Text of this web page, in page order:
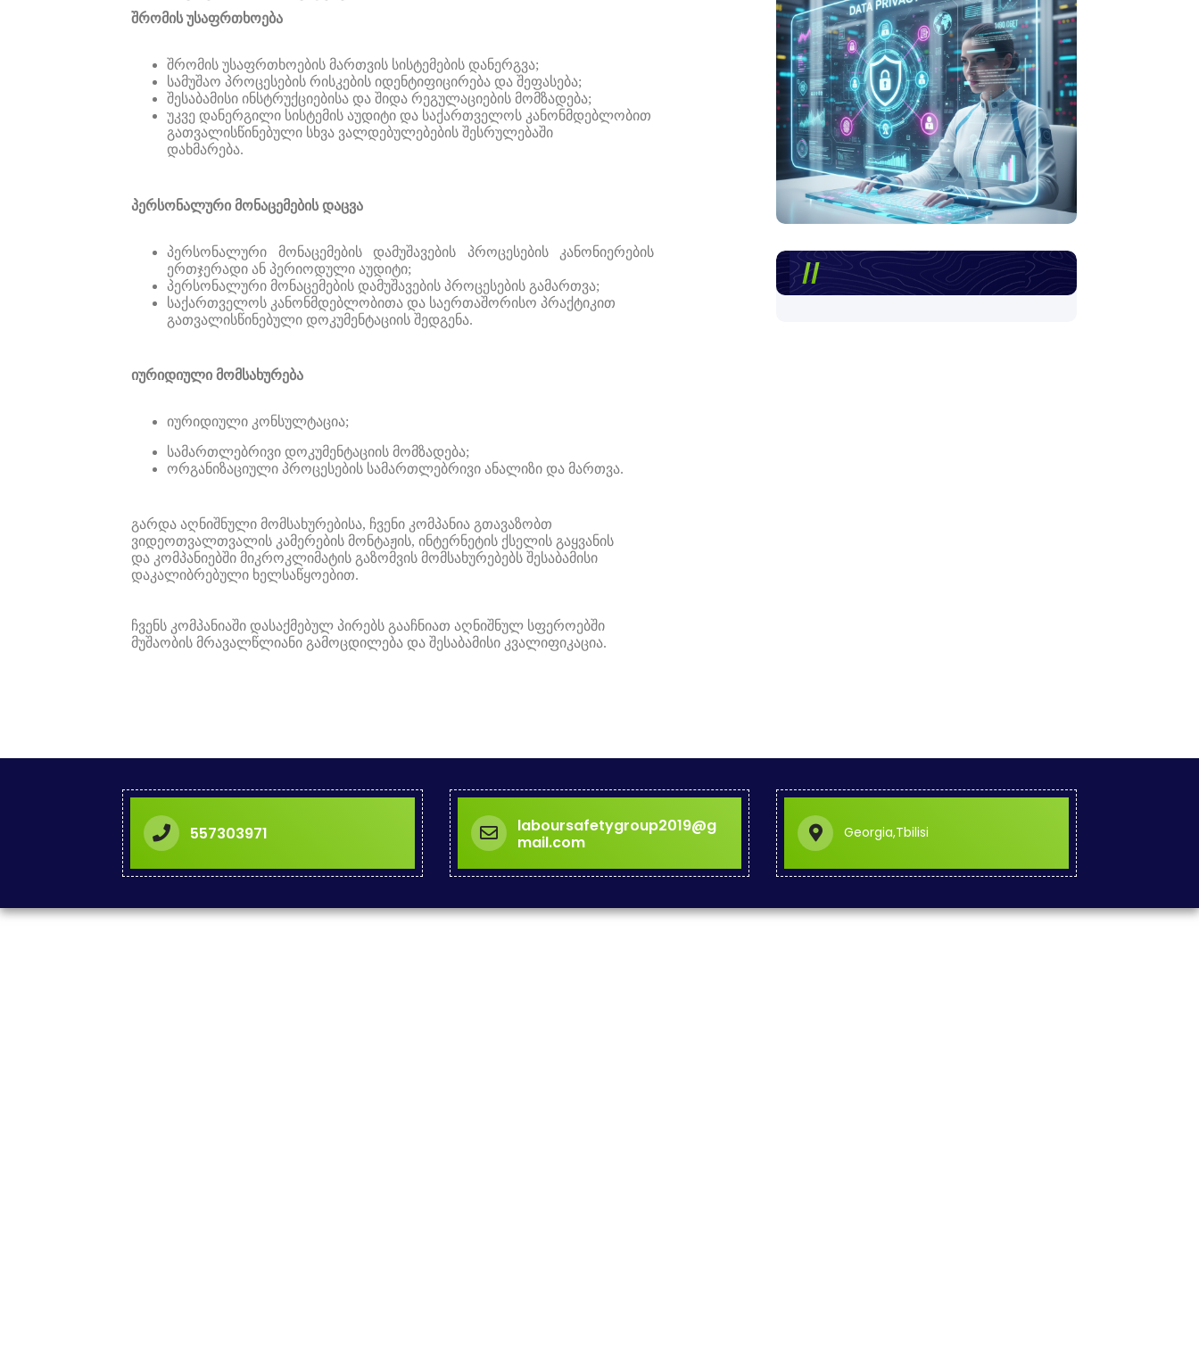
შრომის უსაფრთხოება
შრომის უსაფრთხოების მართვის სისტემების დანერგვა;
სამუშაო პროცესების რისკების იდენტიფიცირება და შეფასება;
შესაბამისი ინსტრუქციებისა და შიდა რეგულაციების მომზადება;
უკვე დანერგილი სისტემის აუდიტი და საქართველოს კანონმდებლობით
გათვალისწინებული სხვა ვალდებულებების შესრულებაში
დახმარება.
პერსონალური მონაცემების დაცვა
პერსონალური მონაცემების დამუშავების პროცესების კანონიერების
ერთჯერადი ან პერიოდული აუდიტი;
პერსონალური მონაცემების დამუშავების პროცესების გამართვა;
საქართველოს კანონმდებლობითა და საერთაშორისო პრაქტიკით
გათვალისწინებული დოკუმენტაციის შედგენა.
იურიდიული მომსახურება
იურიდიული კონსულტაცია;
სამართლებრივი დოკუმენტაციის მომზადება;
ორგანიზაციული პროცესების სამართლებრივი ანალიზი და მართვა.
გარდა აღნიშნული მომსახურებისა, ჩვენი კომპანია გთავაზობთ
ვიდეოთვალთვალის კამერების მონტაჟის, ინტერნეტის ქსელის გაყვანის
და კომპანიებში მიკროკლიმატის გაზომვის მომსახურებებს შესაბამისი
დაკალიბრებული ხელსაწყოებით.
ჩვენს კომპანიაში დასაქმებულ პირებს გააჩნიათ აღნიშნულ სფეროებში
მუშაობის მრავალწლიანი გამოცდილება და შესაბამისი კვალიფიკაცია.
557303971
laboursafetygroup2019@g
mail.com
Georgia,Tbilisi